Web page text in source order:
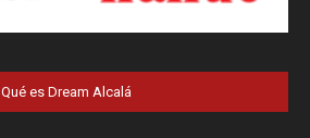
Qué es Dream Alcalá